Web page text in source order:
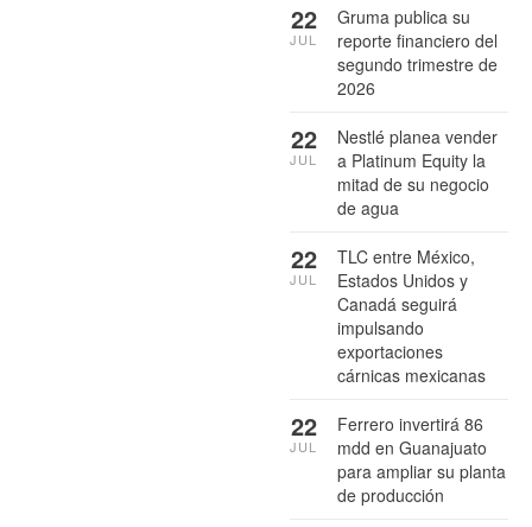
Gruma publica su
reporte financiero del
segundo trimestre de
2026
22
JUL
Nestlé planea vender
a Platinum Equity la
mitad de su negocio
de agua
22
JUL
TLC entre México,
Estados Unidos y
Canadá seguirá
impulsando
exportaciones
cárnicas mexicanas
22
JUL
Ferrero invertirá 86
mdd en Guanajuato
para ampliar su planta
de producción
22
JUL